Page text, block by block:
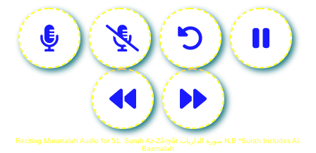
Reciting Murattalah Audio for 51. Surah Az-Zâriyât سورة الذاريات N.B *Surah Includes Al-
Basmalah